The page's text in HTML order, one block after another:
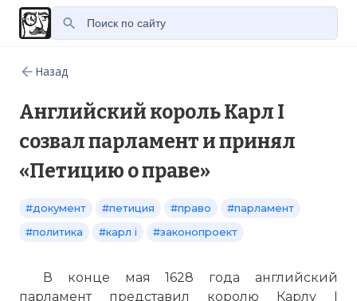
Назад
Английский король Карл I
созвал парламент и принял
«Петицию о праве»
#документ #петиция #право
#парламент
#политика
#карл i #законопроект
В конце мая 1628 года английский
парламент представил королю Карлу I